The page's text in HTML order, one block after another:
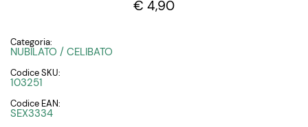
€ 4,90
Categoria:
NUBILATO / CELIBATO
Codice SKU:
103251
Codice EAN:
SEX3334